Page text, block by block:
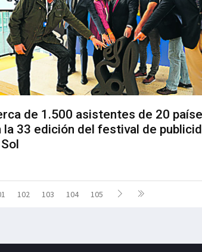
de 1.500 asistentes de 20
la 33 edición del festival de
102 103 104 105